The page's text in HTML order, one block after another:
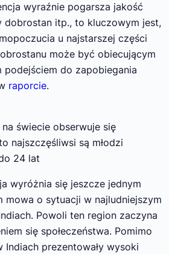
wyraźnie pogarsza jakość
dobrostan itp., to kluczowym jest,
u najstarszej części
może być obiecującym
podejściem do zapobiegania
raporcie.
świecie obserwuje się
najszczęśliwsi są młodzi
24 lat
wyróżnia się jeszcze jednym
mowa o sytuacji w najludniejszym
Powoli ten region zaczyna
się społeczeństwa. Pomimo
prezentowały wysoki